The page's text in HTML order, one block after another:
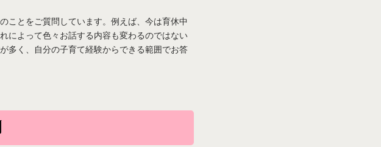
ことをご質問しています。例えば、今は育休中
によって色々お話する内容も変わるのではない
多く、自分の子育て経験からできる範囲でお答